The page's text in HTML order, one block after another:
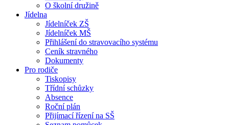
O školní družině
Jídelna
Jídelníček ZŠ
Jídelníček MŠ
Přihlášení do stravovacího systému
Ceník stravného
Dokumenty
Pro rodiče
Tiskopisy
Třídní schůzky
Absence
Roční plán
Přijímací řízení na SŠ